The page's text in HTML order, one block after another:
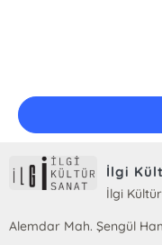
İlgi
İlgi
Alemdar Mah. Şengül